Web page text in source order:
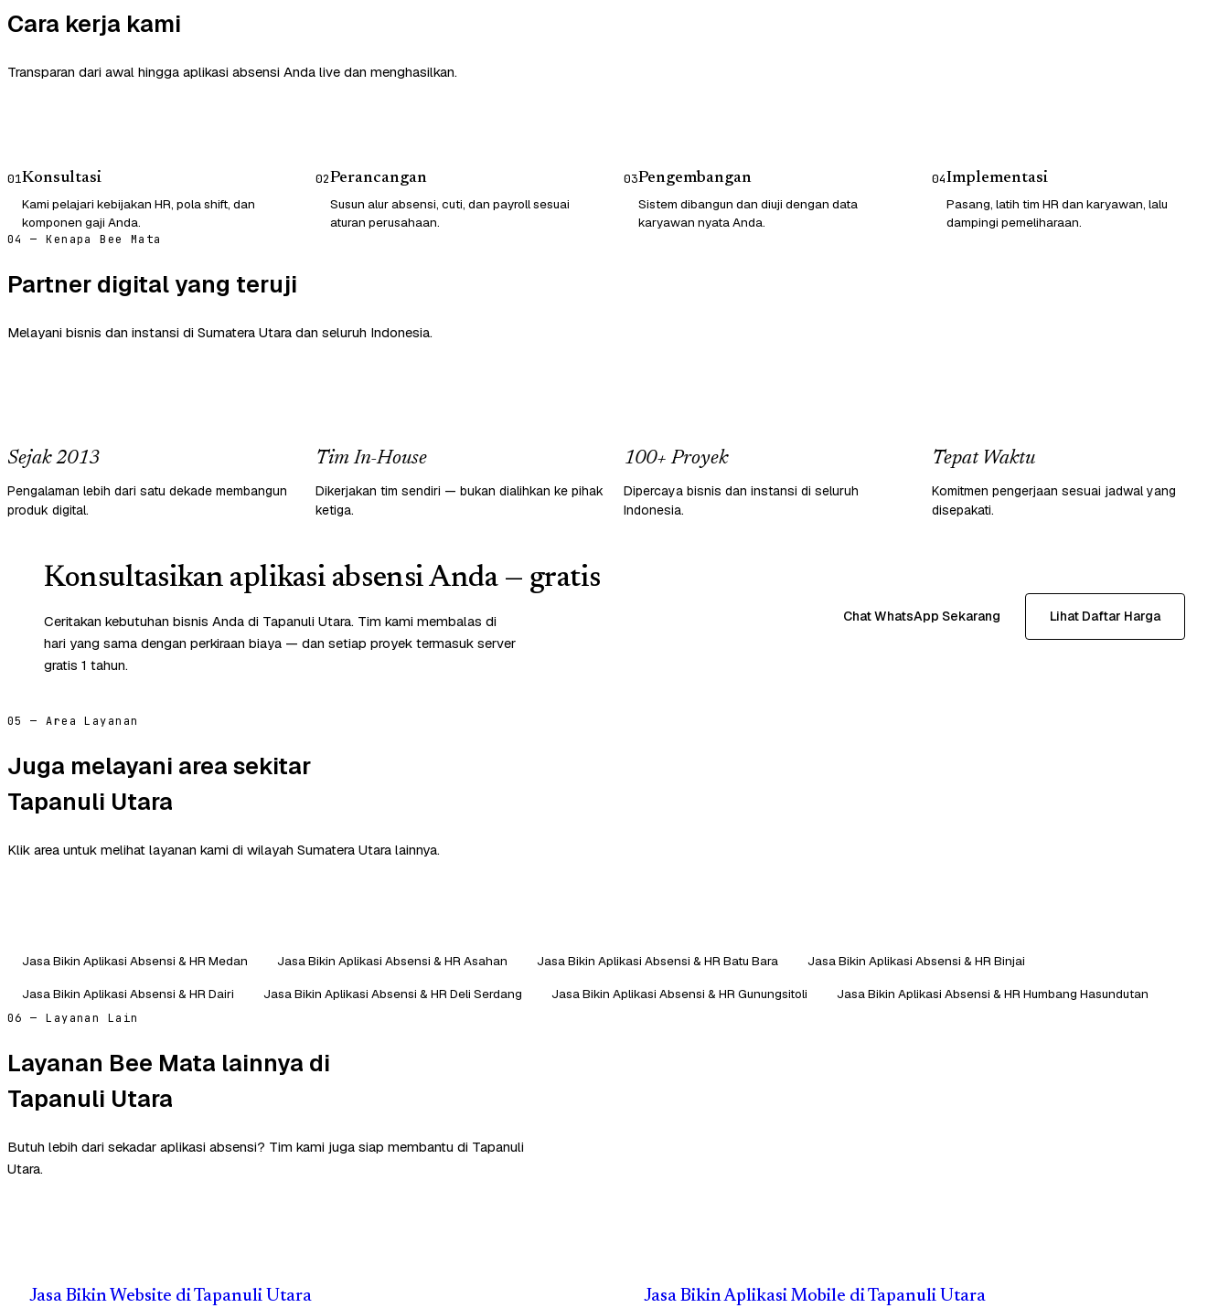
Cara kerja kami
Transparan dari awal hingga aplikasi absensi Anda live dan menghasilkan.
01Konsultasi
Kami pelajari kebijakan HR, pola shift, dan
komponen gaji Anda.
02Perancangan
Susun alur absensi, cuti, dan payroll sesuai
aturan perusahaan.
03Pengembangan
Sistem dibangun dan diuji dengan data
karyawan nyata Anda.
04Implementasi
Pasang, latih tim HR dan karyawan, lalu
dampingi pemeliharaan.
04 — Kenapa Bee Mata
Partner digital yang teruji
Melayani bisnis dan instansi di Sumatera Utara dan seluruh Indonesia.
Sejak 2013
Pengalaman lebih dari satu dekade membangun
produk digital.
Tim In-House
Dikerjakan tim sendiri — bukan dialihkan ke pihak
ketiga.
100+ Proyek
Dipercaya bisnis dan instansi di seluruh
Indonesia.
Tepat Waktu
Komitmen pengerjaan sesuai jadwal yang
disepakati.
Konsultasikan aplikasi absensi Anda — gratis
Ceritakan kebutuhan bisnis Anda di Tapanuli Utara. Tim kami membalas di
hari yang sama dengan perkiraan biaya — dan setiap proyek termasuk server
gratis 1 tahun.
Chat WhatsApp Sekarang Lihat Daftar Harga
05 — Area Layanan
Juga melayani area sekitar
Tapanuli Utara
Klik area untuk melihat layanan kami di wilayah Sumatera Utara lainnya.
Jasa Bikin Aplikasi Absensi & HR Medan Jasa Bikin Aplikasi Absensi & HR Asahan Jasa Bikin Aplikasi Absensi & HR Batu Bara
Jasa Bikin Aplikasi Absensi & HR Binjai
Jasa Bikin Aplikasi Absensi & HR Dairi
Jasa Bikin Aplikasi Absensi & HR Deli Serdang Jasa Bikin Aplikasi Absensi & HR Gunungsitoli Jasa Bikin Aplikasi Absensi & HR Humbang Hasundutan
06 — Layanan Lain
Layanan Bee Mata lainnya di
Tapanuli Utara
Butuh lebih dari sekadar aplikasi absensi? Tim kami juga siap membantu di Tapanuli
Utara.
Jasa Bikin Website di Tapanuli Utara Jasa Bikin Aplikasi Mobile di Tapanuli Utara